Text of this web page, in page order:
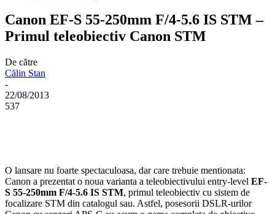
Canon EF-S 55-250mm F/4-5.6 IS STM –
Primul teleobiectiv Canon STM
De către
Călin Stan
-
22/08/2013
537
O lansare nu foarte spectaculoasa, dar care trebuie mentionata:
Canon a prezentat o noua varianta a teleobiectivului entry-level EF-
S 55-250mm F/4-5.6 IS STM, primul teleobiectiv cu sistem de
focalizare STM din catalogul sau. Astfel, posesorii DSLR-urilor